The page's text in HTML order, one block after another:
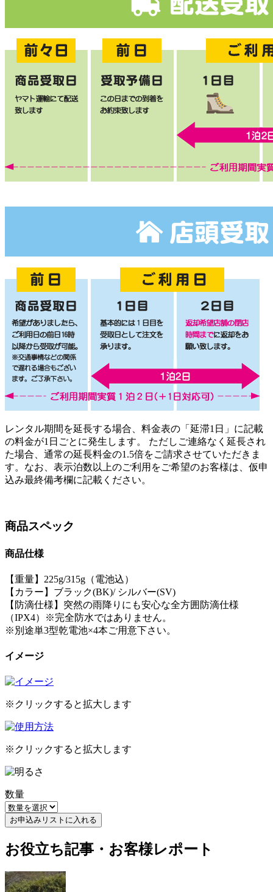
レンタル期間を延長する場合、料金表の「延滞1日」に記載
の料金が1日ごとに発生します。 ただしご連絡なく延長され
た場合、通常の延長料金の1.5倍をご請求させていただきま
す。なお、表示泊数以上のご利用をご希望のお客様は、仮申
込み最終備考欄に記載ください。
商品スペック
商品仕様
【重量】225g/315g（電池込）
【カラー】ブラック(BK)/ シルバー(SV)
【防滴仕様】突然の雨降りにも安心な全方囲防滴仕様
（IPX4）※完全防水ではありません。
※別途単3型乾電池×4本ご用意下さい。
イメージ
※クリックすると拡大します
※クリックすると拡大します
数量
お申込みリストに入れる
お役立ち記事・お客様レポート